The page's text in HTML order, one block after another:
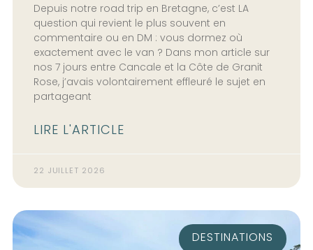
Depuis notre road trip en Bretagne, c’est LA
question qui revient le plus souvent en
commentaire ou en DM : vous dormez où
exactement avec le van ? Dans mon article sur
nos 7 jours entre Cancale et la Côte de Granit
Rose, j’avais volontairement effleuré le sujet en
partageant
LIRE L'ARTICLE
22 JUILLET 2026
DESTINATIONS